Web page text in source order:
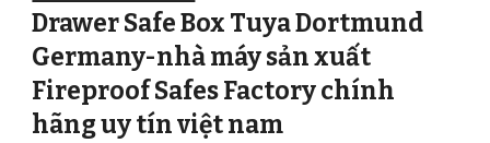
Drawer Safe Box Tuya Dortmund
Germany-nhà máy sản xuất
Fireproof Safes Factory chính
hãng uy tín việt nam